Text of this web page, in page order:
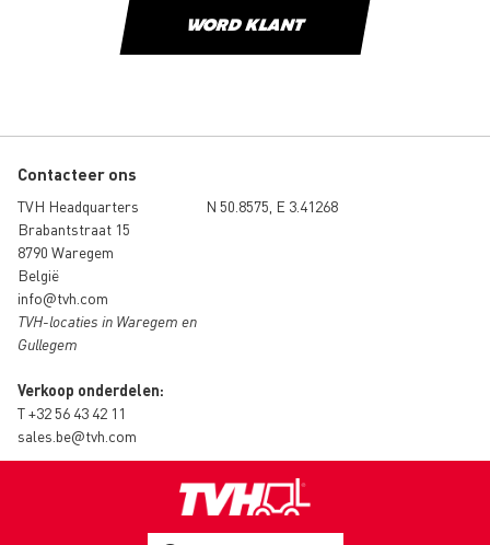
WORD KLANT
Contacteer ons
TVH Headquarters
Brabantstraat 15
8790 Waregem
België
info@tvh.com
TVH-locaties in Waregem en
Gullegem
Verkoop onderdelen:
T+32 56 43 42 11
sales.be@tvh.com
N 50.8575, E 3.41268